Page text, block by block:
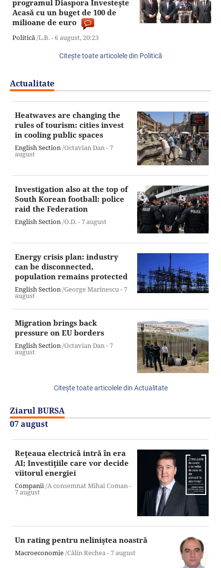
programul Diaspora Investeşte
Acasă cu un buget de 100 de
milioane de euro
Politică/L.B. -6 august,20:23
Citeşte toate articolele din Politică
Actualitate
Heatwaves are changing the
rules of tourism: cities invest
in cooling public spaces
English Section/Octavian Dan -7
august
Investigation also at the top of
South Korean football: police
raid the Federation
English Section/O.D. -7 august
Energy crisis plan: industry
can be disconnected,
population remains protected
English Section/George Marinescu -7
august
Migration brings back
pressure on EU borders
English Section/Octavian Dan -7
august
Citeşte toate articolele din Actualitate
Ziarul BURSA
07 august
Reţeaua electrică intră în era
AI; Investiţiile care vor decide
viitorul energiei
Companii/A consemnat Mihai Coman -
7 august
Un rating pentru neliniştea noastră
Macroeconomie/Călin Rechea -7 august